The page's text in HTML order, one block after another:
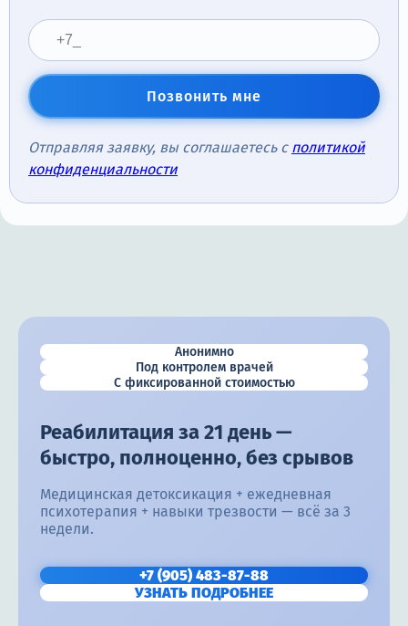
Позвонить мне
Отправляя заявку, вы соглашаетесь с политикой
конфиденциальности
Анонимно
Под контролем врачей
С фиксированной стоимостью
Реабилитация за 21 день —
быстро, полноценно, без срывов
Медицинская детоксикация + ежедневная
психотерапия + навыки трезвости — всё за 3
недели.
+7 (905) 483-87-88
УЗНАТЬ ПОДРОБНЕЕ